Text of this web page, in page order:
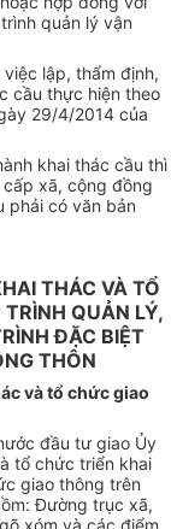
quản lý vận
việc lập, thẩm định,
cầu thực hiện theo
29/4/2014 của
khai thác cầu thì
xã, cộng đồng
phải có văn bản
THÁC VÀ TỔ
QUẢN LÝ,
ĐẶC BIỆT
THÔN
và tổ chức giao
đầu tư giao Ủy
tổ chức triển khai
giao thông trên
Đường trục xã,
xóm và các điểm